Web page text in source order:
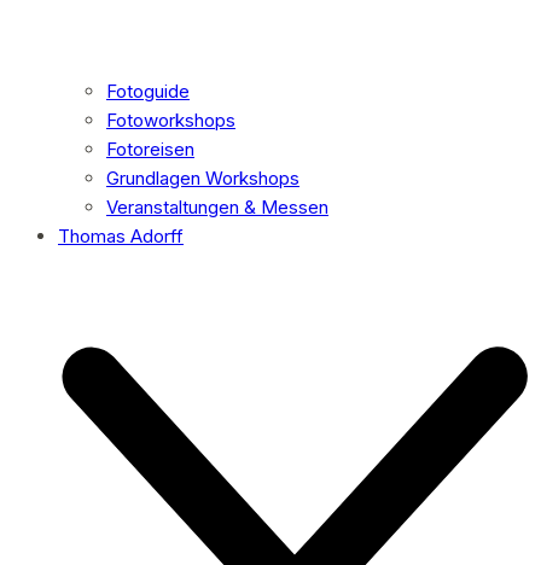
Fotoguide
Fotoworkshops
Fotoreisen
Grundlagen Workshops
Veranstaltungen & Messen
Thomas Adorff